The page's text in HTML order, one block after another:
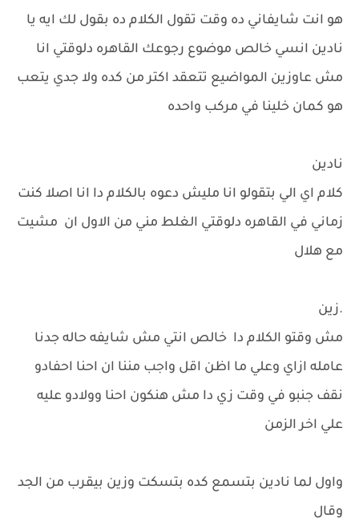
هو انت شايفاني ده وقت تقول الكلام ده بقول لك ايه يا
نادين انسي خالص موضوع رجوعك القاهره دلوقتي انا
مش عاوزين المواضيع تتعقد اكتر من كده ولا جدي يتعب
هو كمان خلينا في مركب واحده
نادين
كلام اي الي بتقولو انا مليش دعوه بالكلام دا انا اصلا كنت
زماني في القاهره دلوقتي الغلط مني من الاول ان مشيت
مع هلال
.زين
مش وقتو الكلام دا خالص انتي مش شايفه حاله جدنا
عامله ازاي وعلي ما اظن اقل واجب مننا ان احنا احفادو
نقف جنبو في وقت زي دا مش هنكون احنا وولادو عليه
علي اخر الزمن
واول لما نادين بتسمع كده بتسكت وزين بيقرب من الجد
وقال